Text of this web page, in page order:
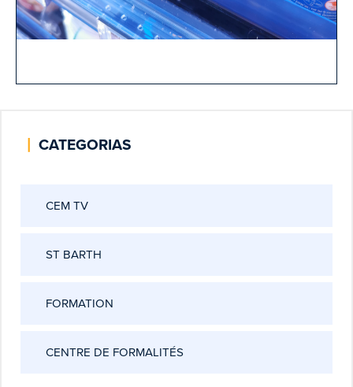
| CATEGORIAS
CEM TV
ST BARTH
FORMATION
CENTRE DE FORMALITÉS